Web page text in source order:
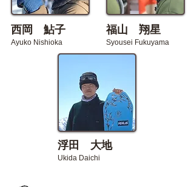
​西岡 鮎子
Ayuko Nishioka
​福山 翔星
Syousei Fukuyama
浮田 大地
Ukida Daichi